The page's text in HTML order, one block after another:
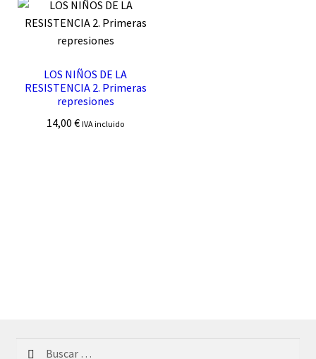
LOS NIÑOS DE LA
RESISTENCIA 2. Primeras
represiones
14,00€ IVA incluido